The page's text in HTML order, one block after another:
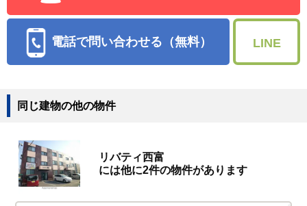
電話で問い合わせる（無料） LINE
同じ建物の他の物件
リバティ西富
には他に2件の物件があります